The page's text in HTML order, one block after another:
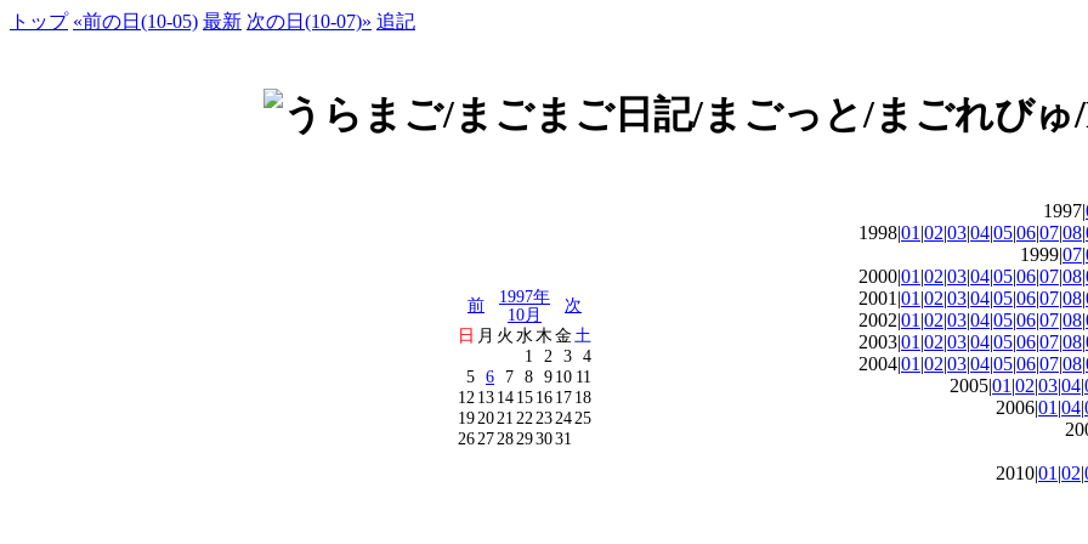
トップ «前の日(10-05) 最新 次の日(10-07)» 追記
前
1997年
10月
次
日 月 火 水 木金 土
1
2 3 4
5 6 7 8 910 11
12 131415161718
192021 22 232425
262728293031
1997|
1998|01 |02|03|04|05|06|07|08|
1999|07|
2000|01 |02|03|04|05|06|07|08|
2001|01 |02|03|04|05|06|07|08|
2002|01 |02|03|04|05|06|07|08|
2003|01 |02|03|04|05|06|07|08|
2004|01 |02|03|04|05|06|07|08|
2005|01 |02|03|04|
2006|01 |04|
2010|01 |02|